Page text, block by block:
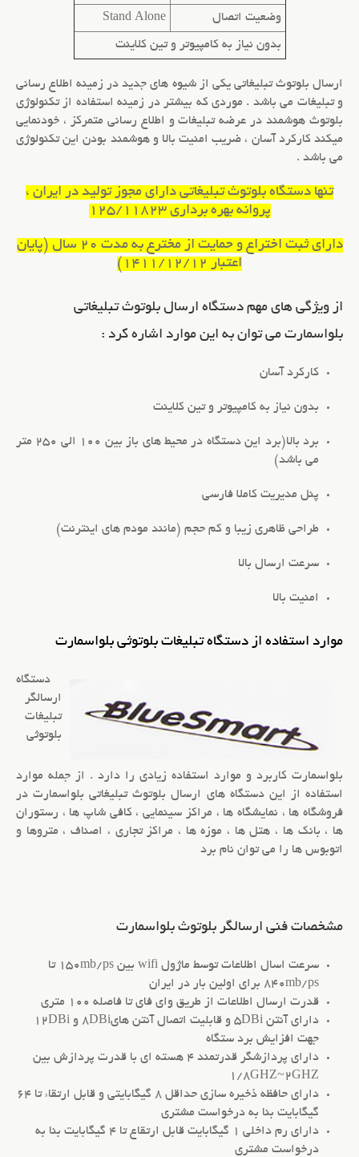
وضعیت اتصال Stand Alone
بدون نیاز به کامپیوتر و تین کلاینت
ارسال بلوتوث تبلیغاتی یکی از شیوه های جدید در زمینه اطلاع رسانی
و تبلیغات می باشد . موردی که بیشتر در زمینه استفاده از تکنولوژی
بلوتوث هوشمند در عرضه تبلیغات و اطلاع رسانی متمرکز ، خودنمایی
میکند کارکرد آسان ، ضریب امنیت بالا و هوشمند بودن این تکنولوژی
می باشد .
تنها دستگاه بلوتوث تبلیغاتی دارای مجوز تولید در ایران ،
پروانه بهره برداری 125/11823
دارای ثبت اختراع و حمایت از مخترع به مدت 20 سال (پایان
اعتبار 1411/12/12)
از ویژگی های مهم دستگاه ارسال بلوتوث تبلیغاتی
بلواسمارت می توان به این موارد اشاره کرد :
کارکرد آسان
بدون نیاز به کامپیوتر و تین کلاینت
برد بالا(برد این دستگاه در محیط های باز بین 100 الی 250 متر
می باشد)
پنل مدیریت کاملا فارسی
طراحی ظاهری زیبا و کم حجم (مانند مودم های اینترنت)
سرعت ارسال بالا
امنیت بالا
موارد استفاده از دستگاه تبلیغات بلوتوثی بلواسمارت
دستگاه
ارسالگر
تبلیغات
بلوتوثی
بلواسمارت کاربرد و موارد استفاده زیادی را دارد . از جمله موارد
استفاده از این دستگاه های ارسال بلوتوث تبلیغاتی بلواسمارتدر
فروشگاه ها ، نمایشگاه ها ، مراکز سینمایی ، کافی شاپ ها ، رستوران
ها ، بانک ها ، هتل ها ، موزه ها ، مراکز تجاری ، اصناف ، متروها و
اتوبوس ها را می توان نام برد
مشخصات فنی ارسالگر بلوتوث بلواسمارت
سرعت اسال اطلاعات توسط ماژول wifi بین 150mb/ps تا
840mb/ps برای اولین بار در ایران
قدرت ارسال اطلاعات از طریق وای فای تا فاصله 100 متری
دارای آنتن 5DBi و قابلیت اتصال آنتن های8DBi و 12DBi
جهت افزایش برد ستگاه
دارای پردازشگر قدرتمند 4 هسته ای با قدرت پردازش بین
1/8GHZ~2GHZ
دارای حافظه ذخیره سازی حداقل 8 گیگابایتی و قابل ارتقاء تا 64
گیگابایت بنا به درخواست مشتری
دارای رم داخلی 1 گیگابایت قابل ارتقاع تا 4 گیگابایت بنا به
درخواست مشتری